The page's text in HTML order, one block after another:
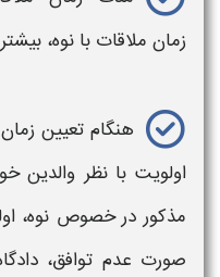
زمان ملاقات با نوه،
هنگام تعیین
اولویت با نظر والدین
مذکور در خصوص نوه،
صورت عدم توافق،